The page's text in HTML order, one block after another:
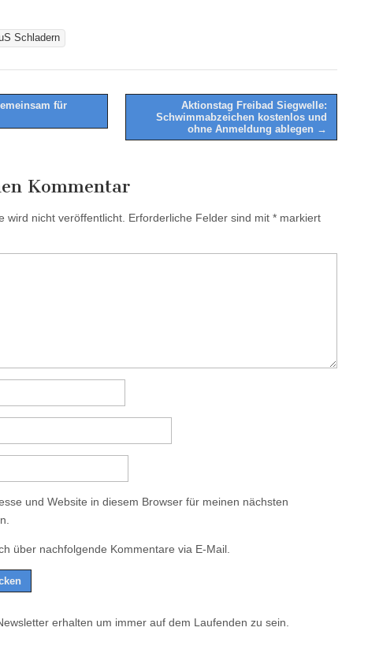
Schladern
für
Aktionstag Freibad Siegwelle:
Schwimmabzeichen kostenlos und
ohne Anmeldung ablegen →
Kommentar
wird nicht veröffentlicht. Erforderliche Felder sind mit * markiert
und Website in diesem Browser für meinen nächsten
über nachfolgende Kommentare via E-Mail.
erhalten um immer auf dem Laufenden zu sein.